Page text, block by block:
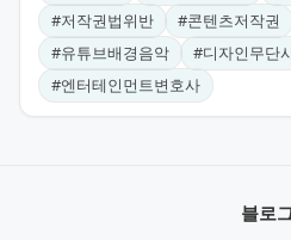
#저작권법위반 #콘텐츠저작권
#유튜브배경음악 #디자인무단
#엔터테인먼트변호사
블로